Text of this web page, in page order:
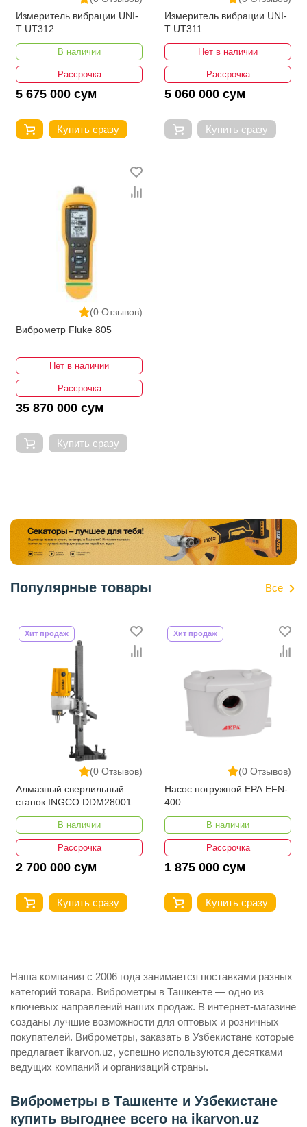
Измеритель вибрации UNI-
T UT312
В наличии
Рассрочка
5 675 000 сум
Купить сразу
Измеритель вибрации UNI-
T UT311
Нет в наличии
Рассрочка
5 060 000 сум
Купить сразу
(0 Отзывов)
Виброметр Fluke 805
Нет в наличии
Рассрочка
35 870 000 сум
Купить сразу
Популярные товары Все
(0 Отзывов)
Хит продаж
Алмазный сверлильный
станок INGCO DDM28001
В наличии
Рассрочка
2 700 000 сум
Купить сразу
(0 Отзывов)
Хит продаж
Насос погружной EPA EFN-
400
В наличии
Рассрочка
1 875 000 сум
Купить сразу
Наша компания с 2006 года занимается поставками разных
категорий товара. Виброметры в Ташкенте — одно из
ключевых направлений наших продаж. В интернет-магазине
созданы лучшие возможности для оптовых и розничных
покупателей. Виброметры, заказать в Узбекистане которые
предлагает ikarvon.uz, успешно используются десятками
ведущих компаний и организаций страны.
Виброметры в Ташкенте и Узбекистане
купить выгоднее всего на ikarvon.uz